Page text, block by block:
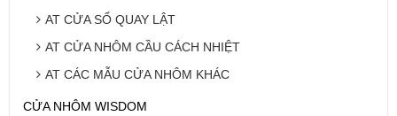
AT CỬA SỔ QUAY LẬT
AT CỬA NHÔM CẦU CÁCH NHIỆT
AT CÁC MẪU CỬA NHÔM KHÁC
CỬA NHÔM WISDOM